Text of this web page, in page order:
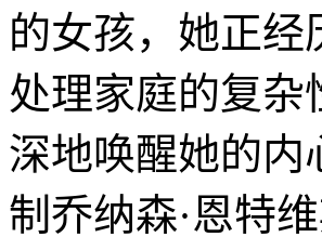
的女孩，她正
处理家庭的复杂
深地唤醒她的内
制乔纳森·恩特